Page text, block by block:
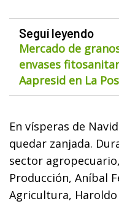
Seguí leyendo
Mercado de
envases
Aapresid en La
En vísperas de
quedar zanjada.
sector
Producción, Aníbal
Agricultura,